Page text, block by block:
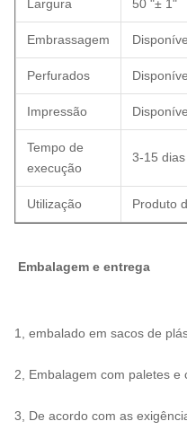
Largura 50 "± 1"
Embrassagem
Perfurados
Impressão
Tempo de
execução
3-15
Utilização Produto
Embalagem e entrega
1, embalado em sacos de
2, Embalagem com paletes e
3, De acordo com as